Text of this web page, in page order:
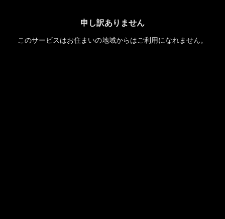
申し訳ありません
このサービスはお住まいの地域からはご利用になれません。